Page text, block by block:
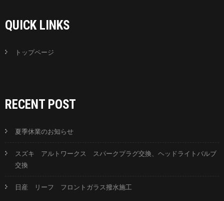
QUICK LINKS
トップページ
RECENT POST
夏季休業のお知らせ
スズキ アルトワークス スパークプラグ交換、ヘッドライトバルブ
交換
日産 リーフ フロントガラス撥水施工